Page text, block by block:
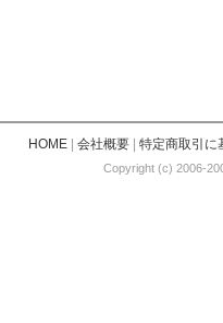
HOME| 会社概要| 特定商取引に
Copyright (c) 2006-